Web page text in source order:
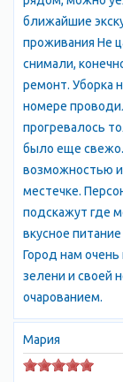
здравницы,
инфраструктура
представляя
курортной
делает Алупку
едут сюда за
дворец с -
ежегодно. При
Мисхор или
Туристический
Алупки. Здесь
всевозможные
Любителям
аквалангом,
досуга.
картин крымских
ближайшие
проживания Не
снимали,
ремонт. Уборка
номере
прогревалось
было еще свежо.
возможностью
местечке.
подскажут где
вкусное
Город нам
зелени и своей
очарованием.
Мария